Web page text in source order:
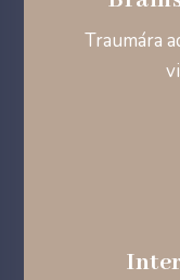
Traumára